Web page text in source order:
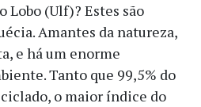
Lobo (Ulf)? Estes são
Amantes da natureza,
e há um enorme
Tanto que 99,5% do
o maior índice do